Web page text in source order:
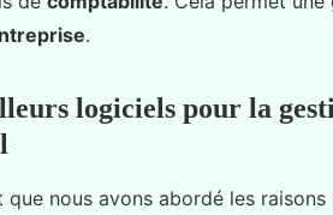
.
logiciels pour la
que nous avons abordé les